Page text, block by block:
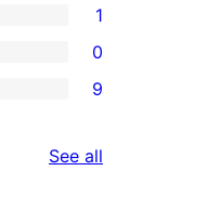
1
0
9
See all